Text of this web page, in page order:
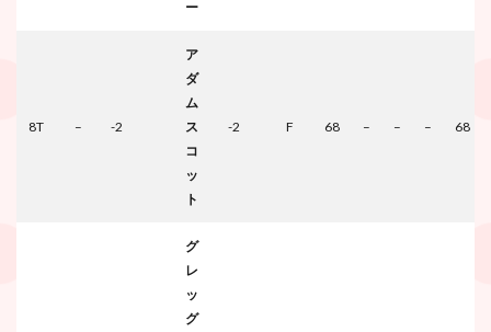
ー
8T – -2
ア
ダ
ム
ス
コ
ッ
ト
-2 F 68 – – – 68
グ
レ
ッ
グ